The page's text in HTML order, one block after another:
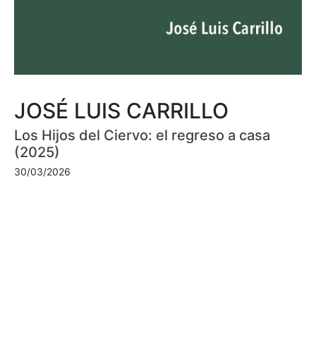
JOSÉ LUIS CARRILLO
Los Hijos del Ciervo: el regreso a casa
(2025)
30/03/2026